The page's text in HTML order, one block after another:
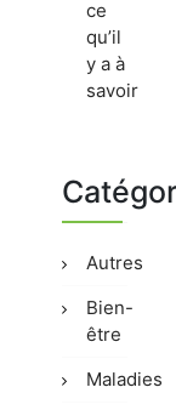
ce
qu’il
y a à
savoir
Autres
Bien-
être
Maladies